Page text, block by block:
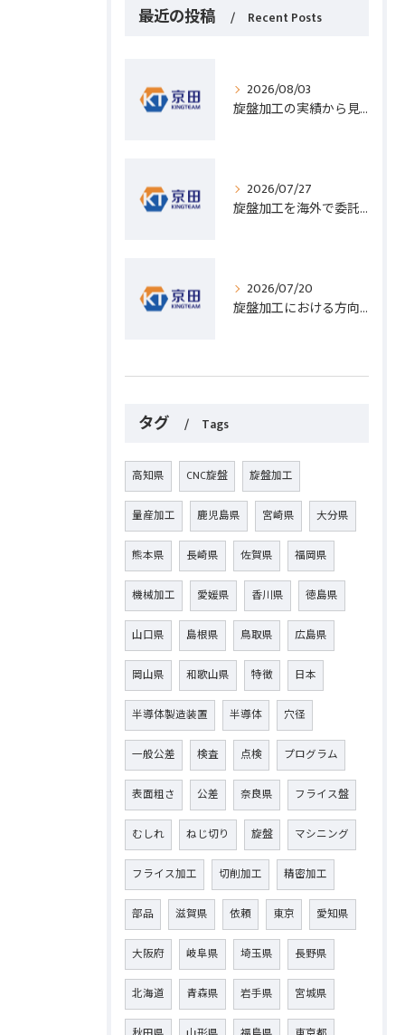
最近の投稿 Recent Posts
2026/08/03
旋盤加工の実績から見る発注先選びと人材事情のポイントを詳しく解説
2026/07/27
旋盤加工を海外で委託する際のコスト削減と高精度実現のポイント
2026/07/20
旋盤加工における方向設定の基礎と実践的な加工手順のポイント
タグ Tags
高知県 CNC旋盤 旋盤加工
量産加工 鹿児島県 宮崎県 大分県
熊本県 長崎県 佐賀県 福岡県
機械加工 愛媛県 香川県 徳島県
山口県 島根県 鳥取県 広島県
岡山県 和歌山県 特徴 日本
半導体製造装置 半導体 穴径
一般公差 検査 点検 プログラム
表面粗さ 公差 奈良県 フライス盤
むしれ ねじ切り 旋盤 マシニング
フライス加工 切削加工 精密加工
部品 滋賀県 依頼 東京 愛知県
大阪府 岐阜県 埼玉県 長野県
北海道 青森県 岩手県 宮城県